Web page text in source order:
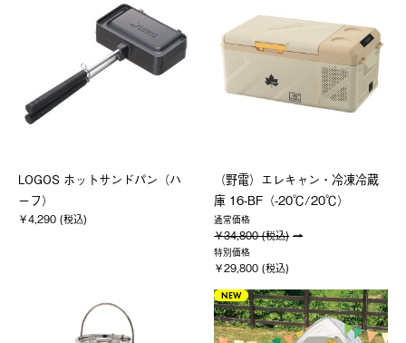
LOGOS ホットサンドパン（ハ
ーフ）
￥4,290 (税込)
（野電）エレキャン・冷凍冷蔵
庫 16-BF（-20℃/20℃）
通常価格
￥34,800 (税込)
特別価格
￥29,800 (税込)
NEW